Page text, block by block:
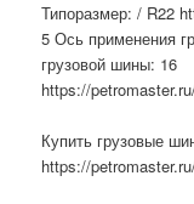
Типоразмер: / R22
5 Ось применения
грузовой шины: 16
https://
Купить грузовые
https://